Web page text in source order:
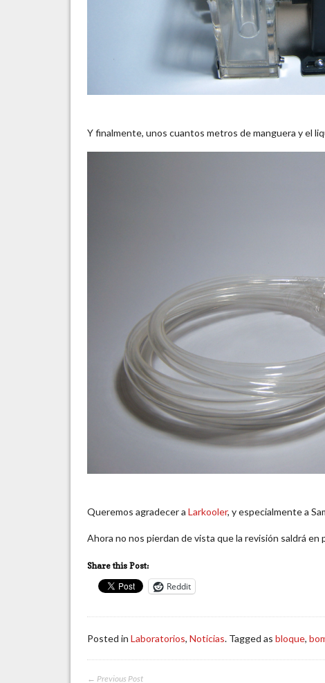
Y finalmente, unos cuantos metros de manguera y el
Queremos agradecer aLarkooler, y especialmente a
Ahora no nos pierdan de vista que la revisión saldrá
Share this Post:
Reddit
Posted inLaboratorios,Noticias. Tagged asbloque,
← Previous Post